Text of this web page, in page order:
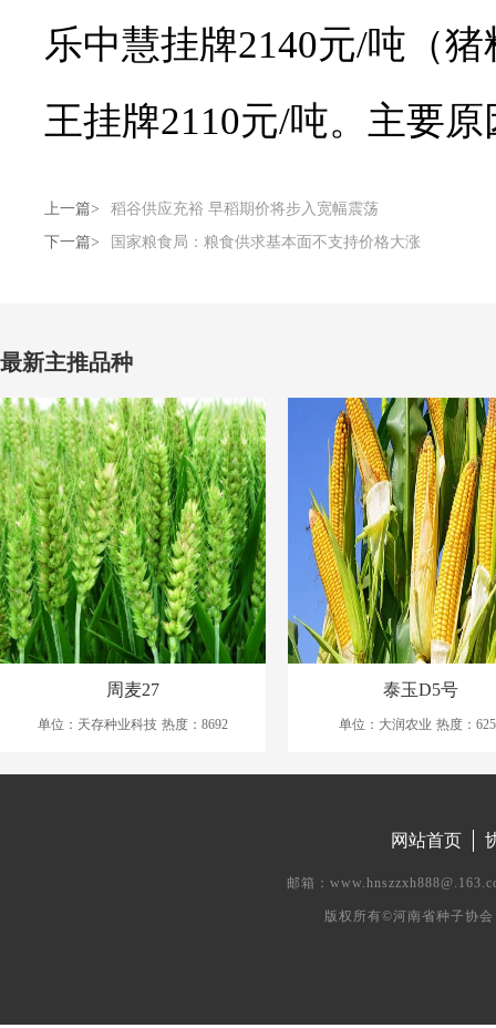
乐中慧挂牌2140元/吨（
王挂牌2110元/吨。主要
上一篇>
稻谷供应充裕 早稻期价将步入宽幅震荡
下一篇>
国家粮食局：粮食供求基本面不支持价格大涨
最新主推品种
周麦27
单位：天存种业科技 热度：8692
泰玉D5号
单位：大润农业 热度：
网站首页
邮箱：
版权所有©河南省种子协